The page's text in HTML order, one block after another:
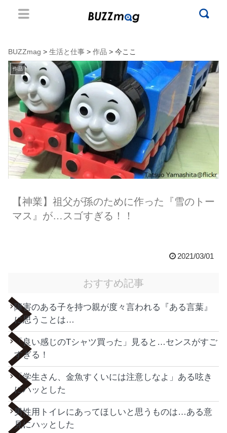
BUZZmag > 生活と仕事 > 作品 > 今ここ
作品
【神業】祖父が孫のために作った『雪のトー
マス』が…スゴすぎる！！
2021/03/01
おすすめ記事
障害のある子を持つ親が度々言われる『ある言葉』
に思うことは…
「良い感じのTシャツ買った」見ると…センスがすご
すぎる！
「学生さん、金魚すくいには注意しなよ」ある呟き
にハッとした
男性用トイレにあってほしいと思うものは…ある意
見にハッとした